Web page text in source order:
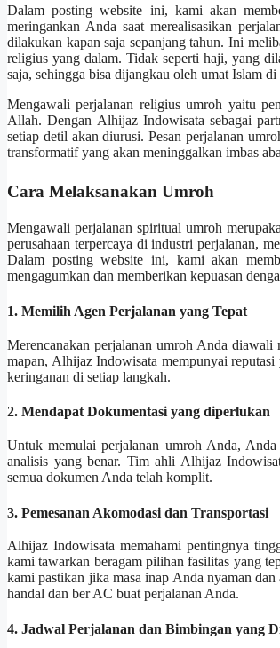
Dalam posting website ini, kami akan
meringankan Anda saat merealisasikan
dilakukan kapan saja sepanjang tahun. Ini
religius yang dalam. Tidak seperti haji, yang
saja, sehingga bisa dijangkau oleh umat Islam
Mengawali perjalanan religius umroh yaitu
Allah. Dengan Alhijaz Indowisata sebagai
setiap detil akan diurusi. Pesan perjalanan
transformatif yang akan meninggalkan imbas
Cara Melaksanakan Umroh
Mengawali perjalanan spiritual umroh
perusahaan terpercaya di industri perjalanan,
Dalam posting website ini, kami akan
mengagumkan dan memberikan kepuasan
1. Memilih Agen Perjalanan yang Tepat
Merencanakan perjalanan umroh Anda
mapan, Alhijaz Indowisata mempunyai
keringanan di setiap langkah.
2. Mendapat Dokumentasi yang diperlukan
Untuk memulai perjalanan umroh Anda,
analisis yang benar. Tim ahli Alhijaz
semua dokumen Anda telah komplit.
3. Pemesanan Akomodasi dan Transportasi
Alhijaz Indowisata memahami pentingnya
kami tawarkan beragam pilihan fasilitas yang
kami pastikan jika masa inap Anda nyaman
handal dan ber AC buat perjalanan Anda.
4. Jadwal Perjalanan dan Bimbingan yang